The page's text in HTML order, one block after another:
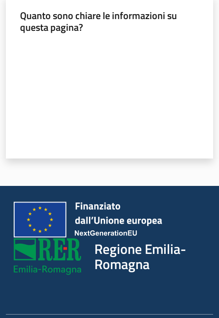
Quanto sono chiare le informazioni su
questa pagina?
Regione Emilia-
Romagna